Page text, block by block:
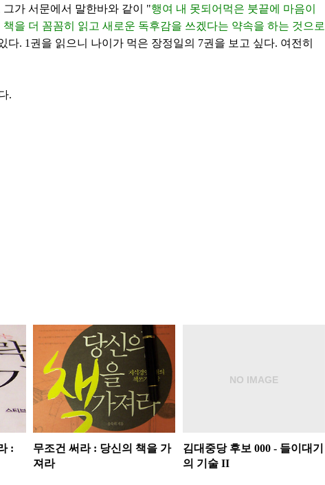
가 서문에서 말한바와 같이 "행여 내 못되어먹은 붓끝에 마음이
을 더 꼼꼼히 읽고 새로운 독후감을 쓰겠다는 약속을 하는 것으로
다. 1권을 읽으니 나이가 먹은 장정일의 7권을 보고 싶다. 여전히
.
:
무조건 써라 : 당신의 책을 가
져라
김대중당 후보 000 - 들이대기
의 기술 II